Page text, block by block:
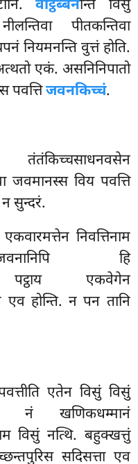
वोट्ठब्बनन्ति विसुं
पीतकन्तिवा
नियमनन्ति वुत्तं होति.
एकं. असनिनिपातो
पवत्तिजवनकिच्चं.
विय पवत्ति
सुन्दरं.
निवत्तिनाम
हि
पट्ठाय एकवेगेन
एव होन्ति. न पन तानि
एतेन विसुं विसुं
नं खणिकधम्मानं
विसुं नत्थि. बहुक्खत्तुं
सदिसत्ता एव